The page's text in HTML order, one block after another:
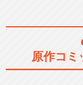
原作コミ